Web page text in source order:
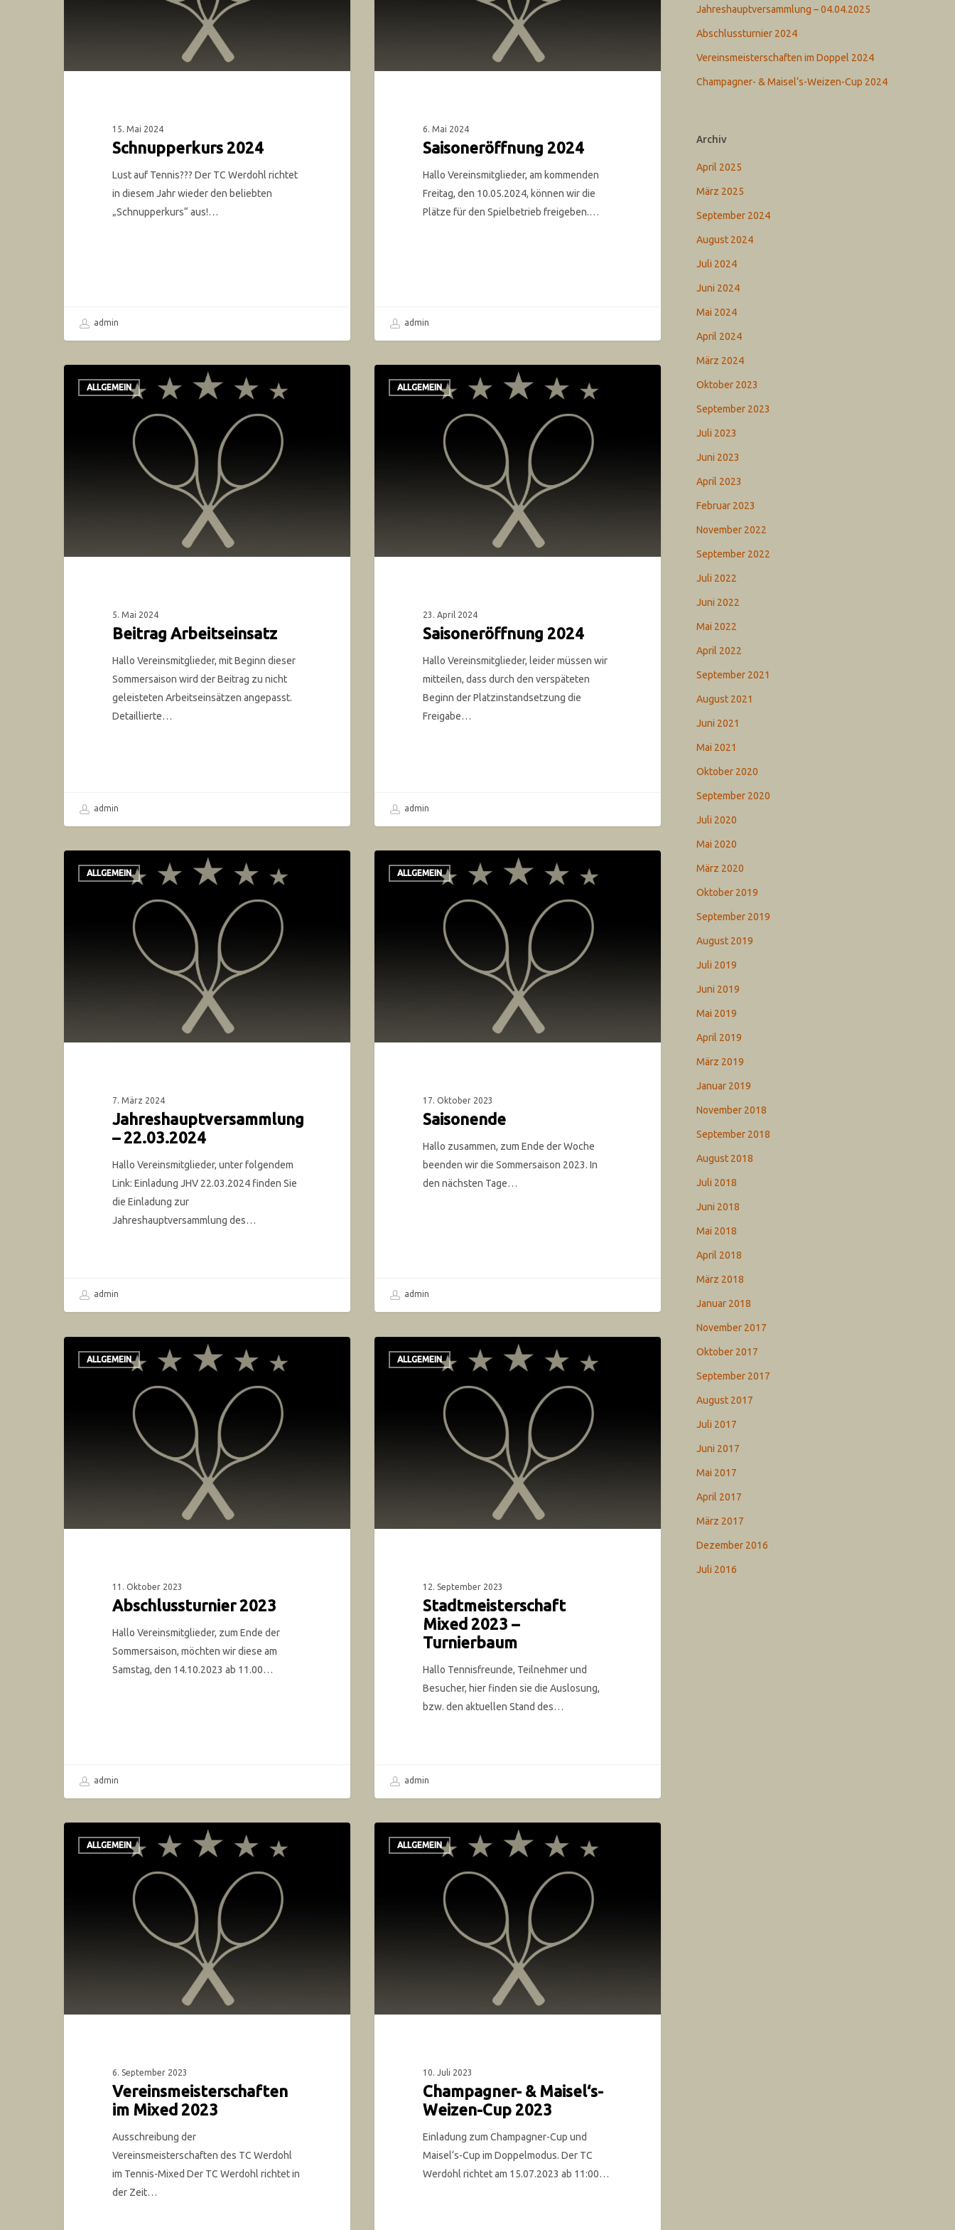
15. Mai 2024
Schnupperkurs 2024
Lust auf Tennis??? Der TC Werdohl richtet
in diesem Jahr wieder den beliebten
„Schnupperkurs“ aus!…
admin
6. Mai 2024
Saisoneröffnung 2024
Hallo Vereinsmitglieder, am kommenden
Freitag, den 10.05.2024, können wir die
Plätze für den Spielbetrieb freigeben.…
admin
ALLGEMEIN
5. Mai 2024
Beitrag Arbeitseinsatz
Hallo Vereinsmitglieder, mit Beginn dieser
Sommersaison wird der Beitrag zu nicht
geleisteten Arbeitseinsätzen angepasst.
Detaillierte…
admin
ALLGEMEIN
23. April 2024
Saisoneröffnung 2024
Hallo Vereinsmitglieder, leider müssen wir
mitteilen, dass durch den verspäteten
Beginn der Platzinstandsetzung die
Freigabe…
admin
ALLGEMEIN
7. März 2024
Jahreshauptversammlung
– 22.03.2024
Hallo Vereinsmitglieder, unter folgendem
Link: Einladung JHV 22.03.2024 finden Sie
die Einladung zur
Jahreshauptversammlung des…
admin
ALLGEMEIN
17. Oktober 2023
Saisonende
Hallo zusammen, zum Ende der Woche
beenden wir die Sommersaison 2023. In
den nächsten Tage…
admin
ALLGEMEIN
11. Oktober 2023
Abschlussturnier 2023
Hallo Vereinsmitglieder, zum Ende der
Sommersaison, möchten wir diese am
Samstag, den 14.10.2023 ab 11.00…
admin
ALLGEMEIN
12. September 2023
Stadtmeisterschaft
Mixed 2023 –
Turnierbaum
Hallo Tennisfreunde, Teilnehmer und
Besucher, hier finden sie die Auslosung,
bzw. den aktuellen Stand des…
admin
ALLGEMEIN
6. September 2023
Vereinsmeisterschaften
im Mixed 2023
Ausschreibung der
Vereinsmeisterschaften des TC Werdohl
im Tennis-Mixed Der TC Werdohl richtet in
der Zeit…
ALLGEMEIN
10. Juli 2023
Champagner- & Maisel‘s-
Weizen-Cup 2023
Einladung zum Champagner-Cup und
Maisel‘s-Cup im Doppelmodus. Der TC
Werdohl richtet am 15.07.2023 ab 11:00…
Jahreshauptversammlung – 04.04.2025
Abschlussturnier 2024
Vereinsmeisterschaften im Doppel 2024
Champagner- & Maisel‘s-Weizen-Cup 2024
Archiv
April 2025
März 2025
September 2024
August 2024
Juli 2024
Juni 2024
Mai 2024
April 2024
März 2024
Oktober 2023
September 2023
Juli 2023
Juni 2023
April 2023
Februar 2023
November 2022
September 2022
Juli 2022
Juni 2022
Mai 2022
April 2022
September 2021
August 2021
Juni 2021
Mai 2021
Oktober 2020
September 2020
Juli 2020
Mai 2020
März 2020
Oktober 2019
September 2019
August 2019
Juli 2019
Juni 2019
Mai 2019
April 2019
März 2019
Januar 2019
November 2018
September 2018
August 2018
Juli 2018
Juni 2018
Mai 2018
April 2018
März 2018
Januar 2018
November 2017
Oktober 2017
September 2017
August 2017
Juli 2017
Juni 2017
Mai 2017
April 2017
März 2017
Dezember 2016
Juli 2016